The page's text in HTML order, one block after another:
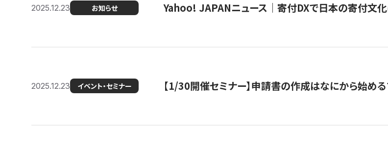
2025.12.23 お知らせ Yahoo! JAPANニュース｜寄付DXで日本の寄付文
2025.12.23 イベント・セミナー 【1/30開催セミナー】申請書の作成はなにから始め